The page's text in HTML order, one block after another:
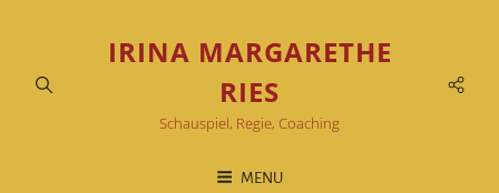
IRINA MARGARETHE
RIES
Schauspiel, Regie, Coaching
MENU